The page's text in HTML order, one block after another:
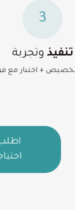
3
تنفيذ وتجربة
تخصيص + اختبار مع